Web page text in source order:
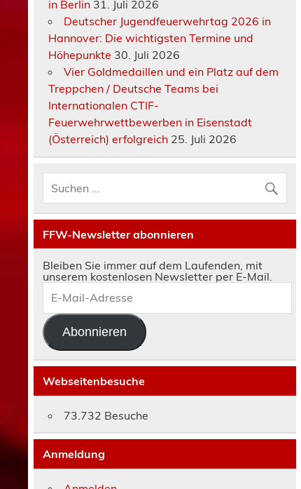
in Berlin 31. Juli 2026
Deutscher Jugendfeuerwehrtag 2026 in
Hannover: Die wichtigsten Termine und
Höhepunkte 30. Juli 2026
Vier Goldmedaillen und ein Platz auf dem
Treppchen / Deutsche Teams bei
Internationalen CTIF-
Feuerwehrwettbewerben in Eisenstadt
(Österreich) erfolgreich 25. Juli 2026
FFW-Newsletter abonnieren
Bleiben Sie immer auf dem Laufenden, mit
unserem kostenlosen Newsletter per E-Mail.
E-
Mail-
Adresse
Abonnieren
Webseitenbesuche
73.732 Besuche
Anmeldung